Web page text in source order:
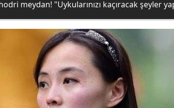
meydan! "Uykularınızı kaçıracak şeyler